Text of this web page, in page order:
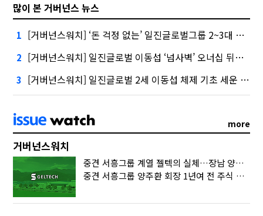
많이 본 거버넌스 뉴스
1 [거버넌스워치] ‘돈 걱정 없는’ 일진글로벌그룹 2~3대 승계 ‘술술’
2 [거버넌스워치] 일진글로벌 이동섭 ‘넘사벽’ 오너십 뒤엔 ‘1조 주식 소각’
3 [거버넌스워치] 일진글로벌 2세 이동섭 체제 기초 세운 ‘일진 2640억’
more
거버넌스워치
중견 서흥그룹 계열 젤텍의 실체…장남 양준택의 ‘마르지 않는 샘’
중견 서흥그룹 양주환 회장 1년여 전 주식 증여…‘다 계산이 있었구나’